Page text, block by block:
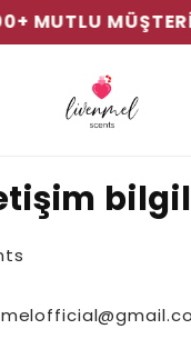
MUTLU